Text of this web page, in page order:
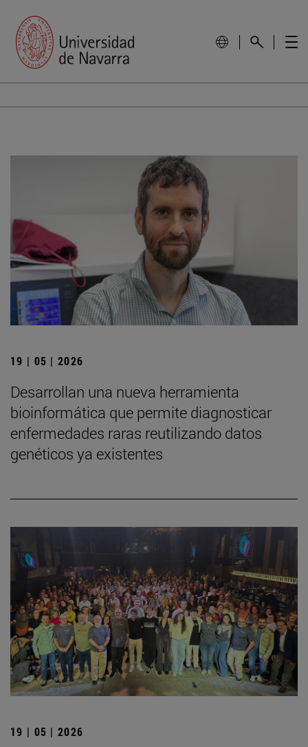
19 | 05 | 2026
Desarrollan una nueva herramienta
bioinformática que permite diagnosticar
enfermedades raras reutilizando datos
genéticos ya existentes
19 | 05 | 2026